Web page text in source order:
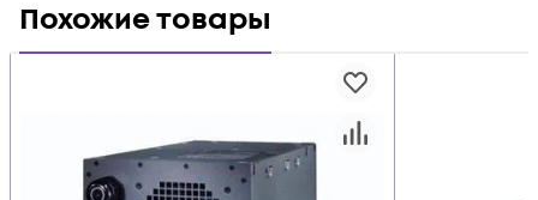
Похожие товары